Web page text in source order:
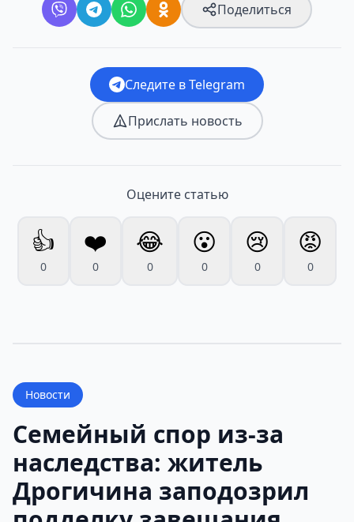
Поделиться
Следите в Telegram
Прислать новость
Оцените статью
👍
0
❤️
0
😂
0
😮
0
😢
0
😡
0
Новости
Семейный спор из-за
наследства: житель
Дрогичина заподозрил